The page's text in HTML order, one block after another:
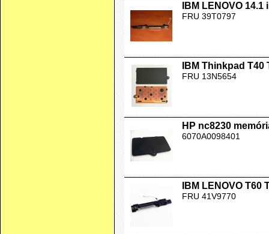
IBM LENOVO
FRU 39T0797
IBM Thinkpad T40
FRU 13N5654
HP nc8230
6070A0098401
IBM LENOVO
FRU 41V9770